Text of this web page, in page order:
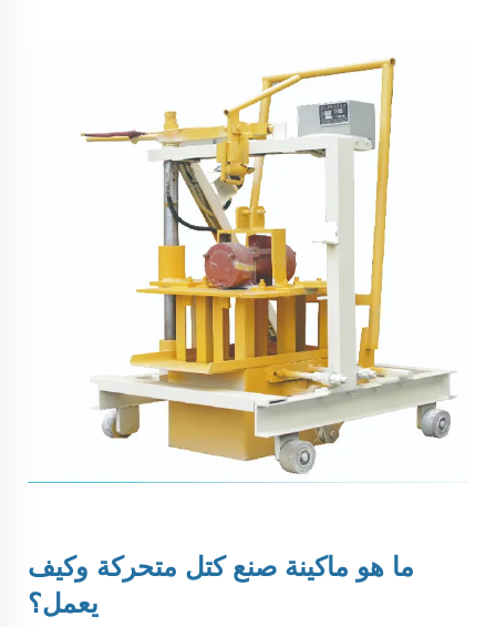
ما هو ماكينة صنع كتل متحركة وكيف
يعمل؟